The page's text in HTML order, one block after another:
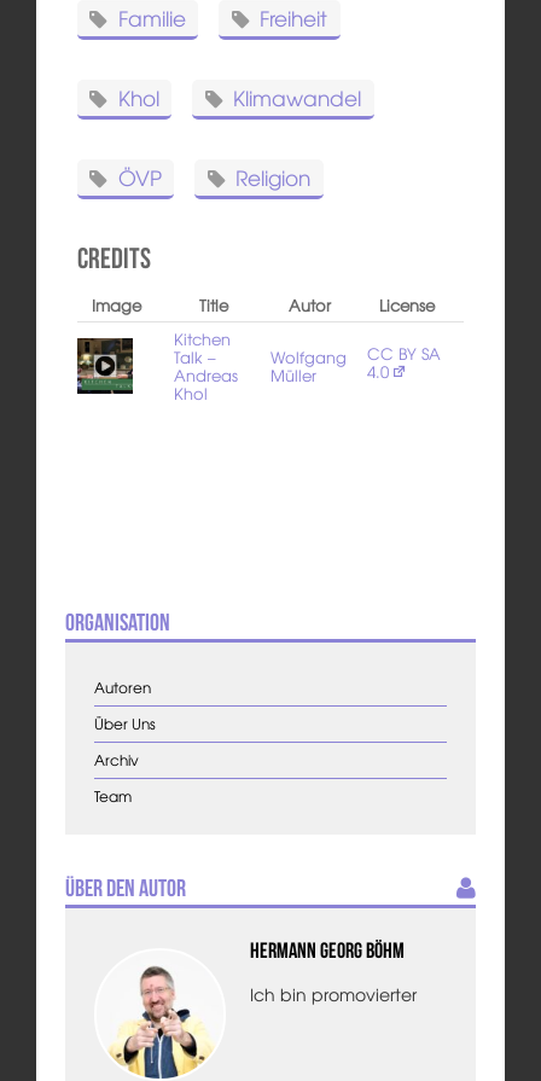
Familie Freiheit
Khol Klimawandel
ÖVP Religion
Credits
Image Title Autor
License
Kitchen
Talk –
Andreas
Khol
Wolfgang
Müller
CC BY SA
4.0
Organisation
Autoren
Über Uns
Archiv
Team
Über den Autor
Hermann Georg Böhm
Ich bin promovierter